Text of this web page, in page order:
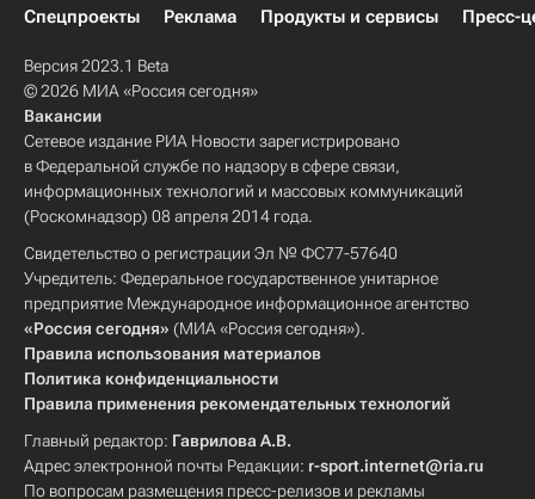
Спецпроекты
Реклама Продукты и сервисы Пресс-
Версия 2023.1 Beta
© 2026 МИА «Россия сегодня»
Вакансии
Сетевое издание РИА Новости зарегистрировано
в Федеральной службе по надзору в сфере связи,
информационных технологий и массовых коммуникаций
(Роскомнадзор) 08 апреля 2014 года.
Свидетельство о регистрации Эл № ФС77-57640
Учредитель: Федеральное государственное унитарное
предприятие Международное информационное агентство
«Россия сегодня» (МИА «Россия сегодня»).
Правила использования материалов
Политика конфиденциальности
Правила применения рекомендательных технологий
Главный редактор: Гаврилова А.В.
Адрес электронной почты Редакции: r-sport.internet@ria.ru
По вопросам размещения пресс-релизов и рекламы